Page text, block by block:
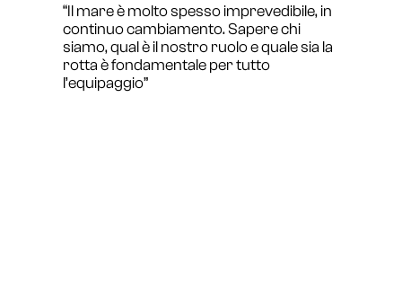
“Il mare è molto spesso imprevedibile, in
continuo cambiamento. Sapere chi
siamo, qual è il nostro ruolo e quale sia la
rotta è fondamentale per tutto
l’equipaggio”